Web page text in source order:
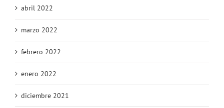
abril 2022
marzo 2022
febrero 2022
enero 2022
diciembre 2021